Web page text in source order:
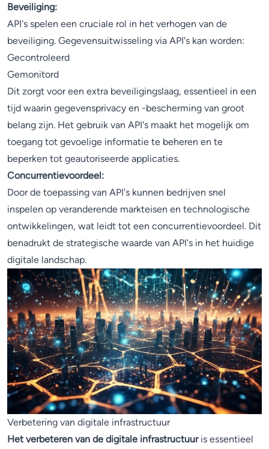
Beveiliging:
API's spelen een cruciale rol in het verhogen van de
beveiliging. Gegevensuitwisseling via API's kan worden:
Gecontroleerd
Gemonitord
Dit zorgt voor een extra beveiligingslaag, essentieel in een
tijd waarin gegevensprivacy en -bescherming van groot
belang zijn. Het gebruik van API's maakt het mogelijk om
toegang tot gevoelige informatie te beheren en te
beperken tot geautoriseerde applicaties.
Concurrentievoordeel:
Door de toepassing van API's kunnen bedrijven snel
inspelen op veranderende markteisen en technologische
ontwikkelingen, wat leidt tot een concurrentievoordeel. Dit
benadrukt de strategische waarde van API's in het huidige
digitale landschap.
Verbetering van digitale infrastructuur
Het verbeteren van de digitale infrastructuuris essentieel